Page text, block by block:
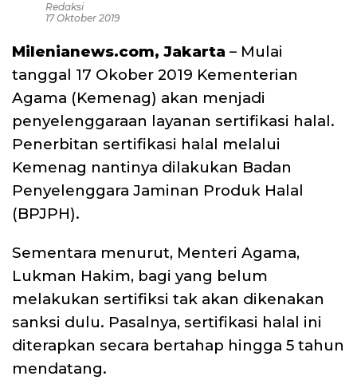
Redaksi
17 Oktober 2019
Milenianews.com, Jakarta – Mulai
tanggal 17 Okober 2019 Kementerian
Agama (Kemenag) akan menjadi
penyelenggaraan layanan sertifikasi halal.
Penerbitan sertifikasi halal melalui
Kemenag nantinya dilakukan Badan
Penyelenggara Jaminan Produk Halal
(BPJPH).
Sementara menurut, Menteri Agama,
Lukman Hakim, bagi yang belum
melakukan sertifiksi tak akan dikenakan
sanksi dulu. Pasalnya, sertifikasi halal ini
diterapkan secara bertahap hingga 5 tahun
mendatang.